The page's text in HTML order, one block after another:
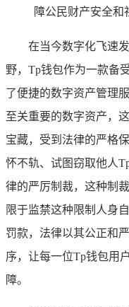
障公民财产安全和
在当今数字化飞速
野，Tp钱包作为一款备
了便捷的数字资产管理
至关重要的数字资产，
宝藏，受到法律的严格
怀不轨、试图窃取他人
律的严厉制裁，这种制
限于监禁这种限制人身
罚款，法律以其公正和
序，让每一位Tp钱包用
障。